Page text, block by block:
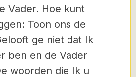
Vader. Hoe kunt
Toon ons de
ge niet dat Ik
ben en de Vader
woorden die Ik u